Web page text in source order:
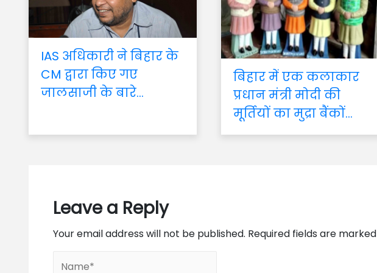
IAS अधिकारी ने बिहार के
CM द्वारा किए गए
जालसाजी के बारे...
बिहार में एक कलाकार
प्रधान मंत्री मोदी की
मूर्तियों का मुद्रा बैंकों...
Leave a Reply
Your email address will not be published. Required fields are marked